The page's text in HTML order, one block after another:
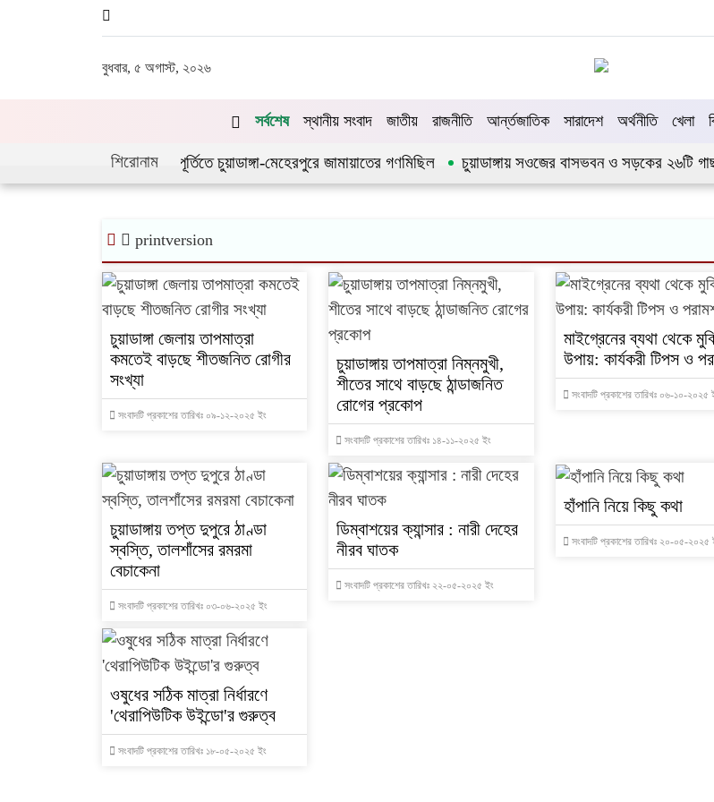
বুধবার, ৫ অগাস্ট, ২০২৬
সর্বশেষ স্থানীয় সংবাদ জাতীয় রাজনীতি আর্ন্তজাতিক সারাদেশ অর্থনীতি খেলা
শিরোনাম
গণঅভ্যুত্থানের দ্বিতীয় বর্ষপূর্তিতে চুয়াডাঙ্গা-মেহেরপুরে জামায়াতের গণমিছিল চুয়াডাঙ্গায় সওজের বাসভবন ও সড়কের ২৬টি গাছ
printversion
চুয়াডাঙ্গা জেলায় তাপমাত্রা
কমতেই বাড়ছে শীতজনিত রোগীর
সংখ্যা
সংবাদটি প্রকাশের তারিখঃ ০৯-১২-২০২৫ ইং
চুয়াডাঙ্গায় তাপমাত্রা নিম্নমুখী,
শীতের সাথে বাড়ছে ঠান্ডাজনিত
রোগের প্রকোপ
সংবাদটি প্রকাশের তারিখঃ ১৪-১১-২০২৫ ইং
মাইগ্রেনের ব্যথা থেকে
উপায়: কার্যকরী টিপস ও
সংবাদটি প্রকাশের তারিখঃ ০৬-১০-২০২৫
চুয়াডাঙ্গায় তপ্ত দুপুরে ঠাণ্ডা
স্বস্তি, তালশাঁসের রমরমা
বেচাকেনা
সংবাদটি প্রকাশের তারিখঃ ০৩-০৬-২০২৫ ইং
ডিম্বাশয়ের ক্যান্সার : নারী দেহের
নীরব ঘাতক
সংবাদটি প্রকাশের তারিখঃ ২২-০৫-২০২৫ ইং
হাঁপানি নিয়ে কিছু কথা
সংবাদটি প্রকাশের তারিখঃ ২০-০৫-২০২৫
‍‍‍ওষুধের সঠিক মাত্রা নির্ধারণে
'থেরাপিউটিক উইন্ডো'র গুরুত্ব
সংবাদটি প্রকাশের তারিখঃ ১৮-০৫-২০২৫ ইং